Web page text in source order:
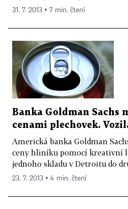
31. 7. 2013 ▪ 7 min. čtení
Banka Goldman Sachs
cenami plechovek.
Americká banka Goldman
ceny hliníku pomocí kreativní
jednoho skladu v Detroitu do
23. 7. 2013 ▪ 4 min. čtení